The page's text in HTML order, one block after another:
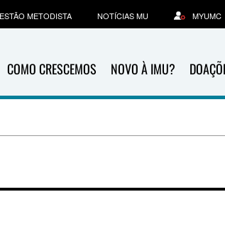
COMO CRESCEMOS NOVO À IMU?
METODISTA NOTÍCIAS MU MYUMC